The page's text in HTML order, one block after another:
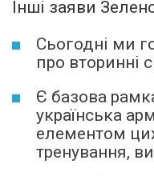
Інші заяви
Сьогодні ми
про вторинні
Є базова
українська
елементом
тренування,